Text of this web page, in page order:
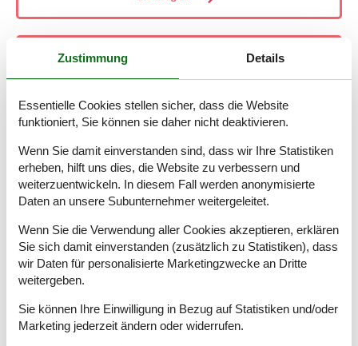
Lofoten/Sørvågen
Lonevåg/Osterøy
Loshavn Farsund
Lund/Rogaland
Zustimmung Details
Essentielle Cookies stellen sicher, dass die Website
funktioniert, Sie können sie daher nicht deaktivieren.
Wenn Sie damit einverstanden sind, dass wir Ihre Statistiken
erheben, hilft uns dies, die Website zu verbessern und
weiterzuentwickeln. In diesem Fall werden anonymisierte
Daten an unsere Subunternehmer weitergeleitet.
Wenn Sie die Verwendung aller Cookies akzeptieren, erklären
Sie sich damit einverstanden (zusätzlich zu Statistiken), dass
wir Daten für personalisierte Marketingzwecke an Dritte
weitergeben.
Sie können Ihre Einwilligung in Bezug auf Statistiken und/oder
Marketing jederzeit ändern oder widerrufen.